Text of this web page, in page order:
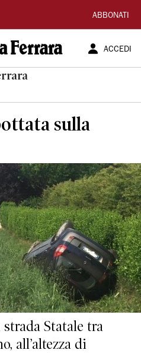
ABBONATI
ACCEDI
sulla
Statale tra
all’altezza di